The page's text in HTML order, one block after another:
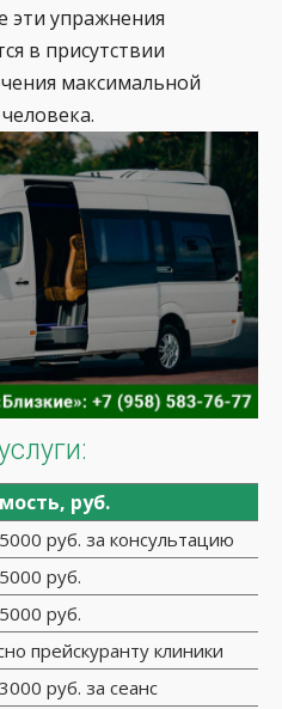
эти упражнения
в присутствии
максимальной
руб.
руб. за консультацию
руб.
руб.
прейскуранту клиники
руб. за сеанс